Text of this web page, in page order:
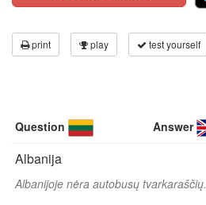
print play test yourself
Question Answer
Albanija
Albanijoje nėra autobusų tvarkaraščių.